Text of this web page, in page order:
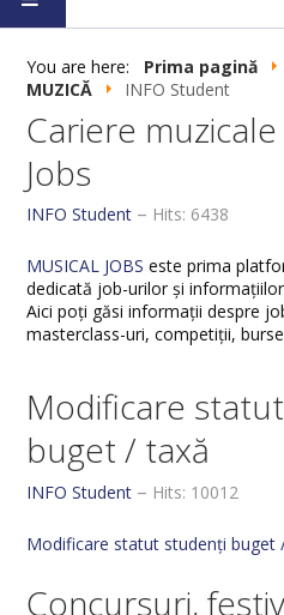
HOME
ABOUT US
MUSIC DEPARTMENT
ERASMUS
You are here: Prima pagină
MUZICĂ
INFO Student
Cariere
Jobs
INFO Student Hits: 6438
MUSICAL JOBS este prima
dedicată job-urilor și
Aici poți găsi informații despre
masterclass-uri, competiții,
Modificare
buget / taxă
INFO Student Hits: 10012
Modificare statut studenți buget
Concursuri,